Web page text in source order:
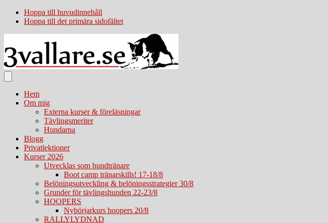
Hoppa till huvudinnehåll
Hoppa till det primära sidofältet
Hem
Om mig
Externa kurser & föreläsningar
Tävlingsmeriter
Hundarna
Blogg
Privatlektioner
Kurser 2026
Utvecklas som hundtränare
Boot camp tränarskills! 17-18/8
Belöningsutveckling & belöningsstrategier 30/8
Grunder för tävlingshunden 22-23/8
HOOPERS
Nybörjarkurs hoopers 20/8
RALLYLYDNAD